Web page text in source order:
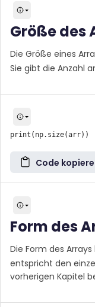
Größe des
Die Größe eines
Sie gibt die Anzahl
Code
Form des
Die Form des
entspricht den
vorherigen Kapitel